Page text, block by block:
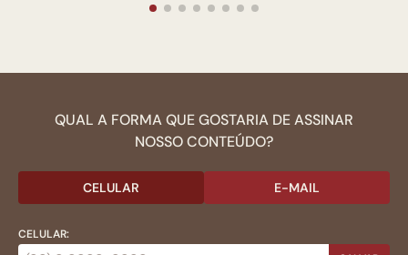
QUAL A FORMA QUE GOSTARIA DE ASSINAR
NOSSO CONTEÚDO?
CELULAR E-MAIL
CELULAR: